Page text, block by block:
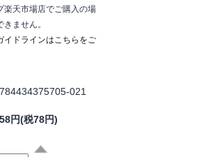
楽天市場店でご購入の場
ません。
イドラインはこちらをご
021
円(税78円)